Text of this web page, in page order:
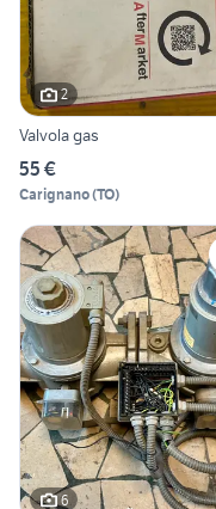
2
Valvola gas
55 €
Carignano(TO)
6